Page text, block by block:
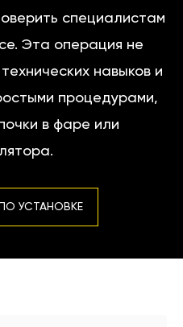
специалистам
Эта операция не
навыков и
процедурами,
в фаре или
УСТАНОВКЕ